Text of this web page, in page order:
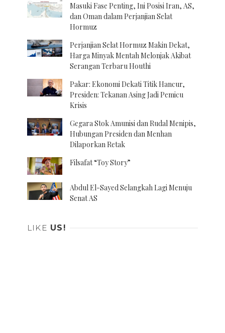
Masuki Fase Penting, Ini Posisi Iran, AS,
dan Oman dalam Perjanjian Selat
Hormuz
Perjanjian Selat Hormuz Makin Dekat,
Harga Minyak Mentah Melonjak Akibat
Serangan Terbaru Houthi
Pakar: Ekonomi Dekati Titik Hancur,
Presiden: Tekanan Asing Jadi Pemicu
Krisis
Gegara Stok Amunisi dan Rudal Menipis,
Hubungan Presiden dan Menhan
Dilaporkan Retak
Filsafat “Toy Story”
Abdul El-Sayed Selangkah Lagi Menuju
Senat AS
LIKE US!